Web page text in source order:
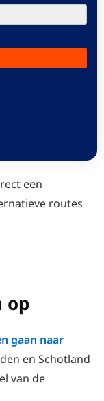
een
routes
op
gaan naar
en Schotland
van de